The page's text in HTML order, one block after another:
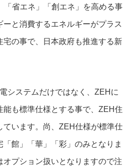
「省エネ」「創エネ」を高める事
ーと消費するエネルギーがプラス
宅の事で、日本政府も推進する新
システムだけではなく、ZEHに
能も標準仕様とする事で、ZEH住
ています。尚、ZEH仕様が標準仕
館」「華」「彩」のみとなりま
オプション扱いとなりますので注